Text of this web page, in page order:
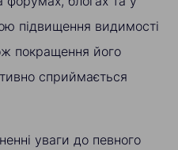
підвищення видимості
покращення його
сприймається
уваги до певного